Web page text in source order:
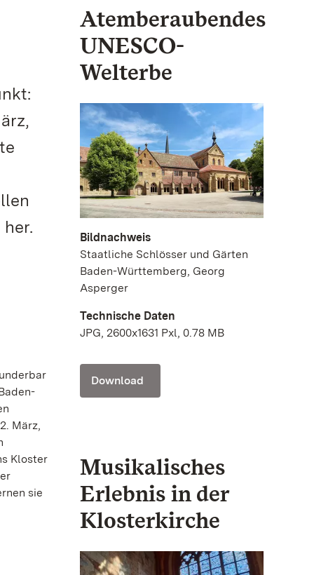
März,
Kloster
sie
Atemberaubendes
UNESCO-
Welterbe
Bildnachweis
Staatliche Schlösser und Gärten
Baden-Württemberg, Georg
Asperger
Technische Daten
JPG, 2600x1631 Pxl, 0.78 MB
Download
Musikalisches
Erlebnis in der
Klosterkirche